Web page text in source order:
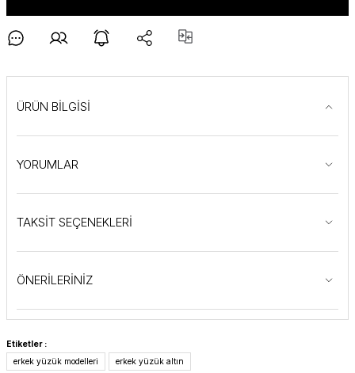
ÜRÜN BİLGİSİ
YORUMLAR
TAKSİT SEÇENEKLERİ
ÖNERİLERİNİZ
Etiketler :
erkek yüzük modelleri
erkek yüzük altın